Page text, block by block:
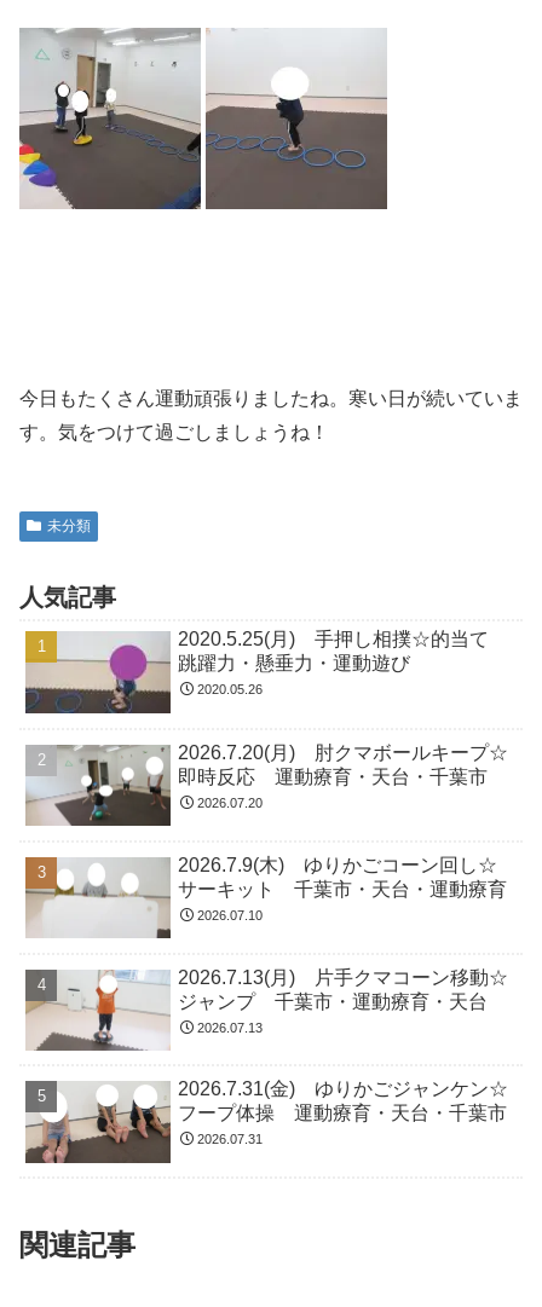
今日もたくさん運動頑張りましたね。寒い日が続いていま
す。気をつけて過ごしましょうね！
未分類
人気記事
2020.5.25(月) 手押し相撲☆的当て
跳躍力・懸垂力・運動遊び
2020.05.26
2026.7.20(月) 肘クマボールキープ☆
即時反応 運動療育・天台・千葉市
2026.07.20
2026.7.9(木) ゆりかごコーン回し☆
サーキット 千葉市・天台・運動療育
2026.07.10
2026.7.13(月) 片手クマコーン移動☆
ジャンプ 千葉市・運動療育・天台
2026.07.13
2026.7.31(金) ゆりかごジャンケン☆
フープ体操 運動療育・天台・千葉市
2026.07.31
関連記事